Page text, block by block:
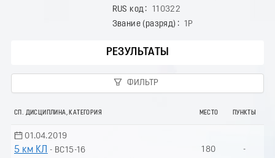
RUS код
110322
Звание (разряд)
1Р
РЕЗУЛЬТАТЫ
ФИЛЬТР
СП. ДИСЦИПЛИНА, КАТЕГОРИЯ МЕСТО ПУНКТЫ
01.04.2019
5 км КЛ
- ВС15-16
180 -